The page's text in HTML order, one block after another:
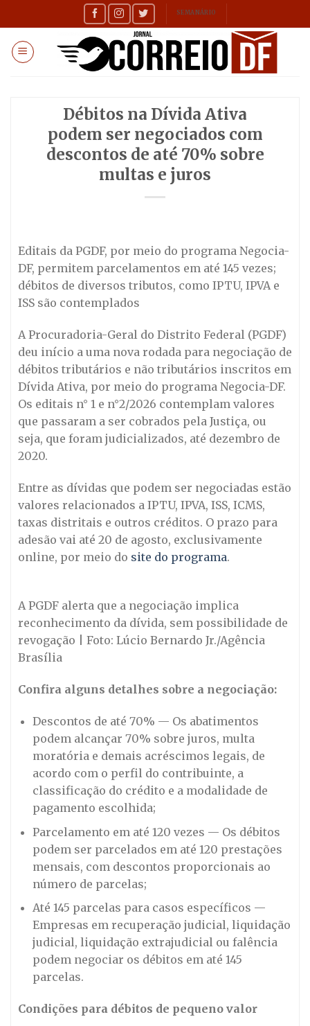
to
content
SEMANÁRIO
Débitos na Dívida Ativa
podem ser negociados com
descontos de até 70% sobre
multas e juros
Editais da PGDF, por meio do programa Negocia-
DF, permitem parcelamentos em até 145 vezes;
débitos de diversos tributos, como IPTU, IPVA e
ISS são contemplados
A Procuradoria-Geral do Distrito Federal (PGDF)
deu início a uma nova rodada para negociação de
débitos tributários e não tributários inscritos em
Dívida Ativa, por meio do programa Negocia-DF.
Os editais n° 1 e n°2/2026 contemplam valores
que passaram a ser cobrados pela Justiça, ou
seja, que foram judicializados, até dezembro de
2020.
Entre as dívidas que podem ser negociadas estão
valores relacionados a IPTU, IPVA, ISS, ICMS,
taxas distritais e outros créditos. O prazo para
adesão vai até 20 de agosto, exclusivamente
online, por meio do site do programa.
A PGDF alerta que a negociação implica
reconhecimento da dívida, sem possibilidade de
revogação | Foto: Lúcio Bernardo Jr./Agência
Brasília
Confira alguns detalhes sobre a negociação:
Descontos de até 70% — Os abatimentos
podem alcançar 70% sobre juros, multa
moratória e demais acréscimos legais, de
acordo com o perfil do contribuinte, a
classificação do crédito e a modalidade de
pagamento escolhida;
Parcelamento em até 120 vezes — Os débitos
podem ser parcelados em até 120 prestações
mensais, com descontos proporcionais ao
número de parcelas;
Até 145 parcelas para casos específicos —
Empresas em recuperação judicial, liquidação
judicial, liquidação extrajudicial ou falência
podem negociar os débitos em até 145
parcelas.
Condições para débitos de pequeno valor